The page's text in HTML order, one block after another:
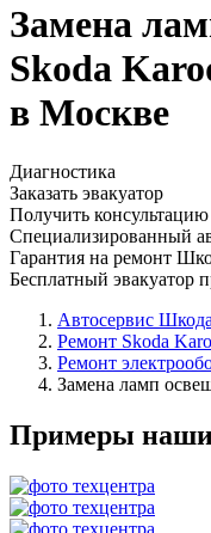
Замена
Skoda
в Москве
Диагностика
Заказать эвакуатор
Получить консультацию
Специализированный
Гарантия на ремонт
Бесплатный эвакуатор
Автосервис Шкода
Ремонт Skoda
Ремонт
Замена ламп
Примеры